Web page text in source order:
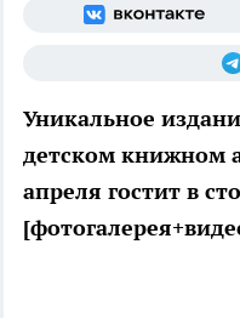
Уникальное
детском книжном
апреля гостит в